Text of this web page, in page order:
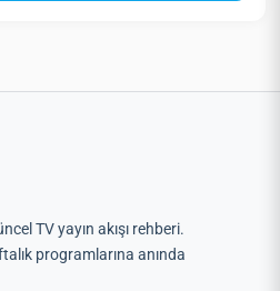
TV yayın akışı rehberi.
programlarına anında